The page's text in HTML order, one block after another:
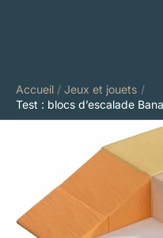
Accueil
Jeux et jouets
Test : blocs d’escalade